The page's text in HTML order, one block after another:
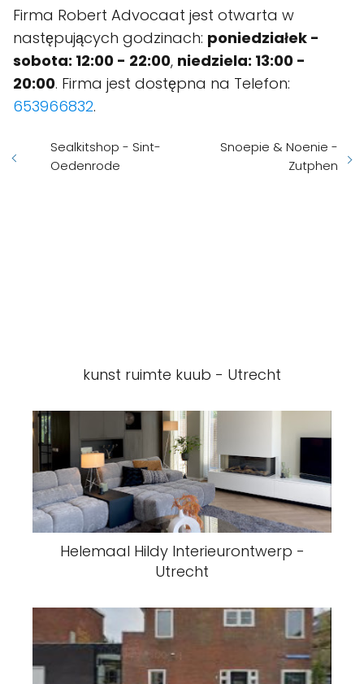
Firma Robert Advocaat jest otwarta w
następujących godzinach: poniedziałek -
sobota: 12:00 - 22:00, niedziela: 13:00 -
20:00. Firma jest dostępna na Telefon:
653966832.
Sealkitshop - Sint-
Oedenrode
Snoepie & Noenie -
Zutphen
kunst ruimte kuub - Utrecht
Helemaal Hildy Interieurontwerp -
Utrecht